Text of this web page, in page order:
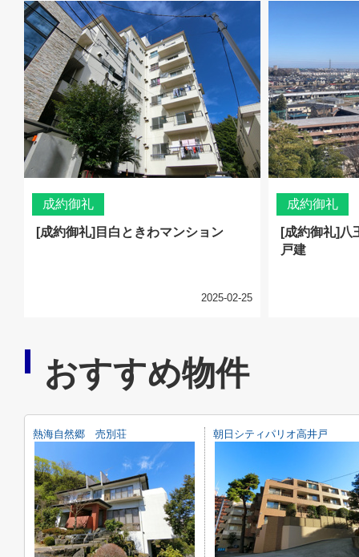
成約御礼
[成約御礼]目白ときわマンション
2025-02-25
成約御礼
[成約御礼]八
戸建
おすすめ物件
熱海自然郷 売別荘 朝日シティパリオ高井戸